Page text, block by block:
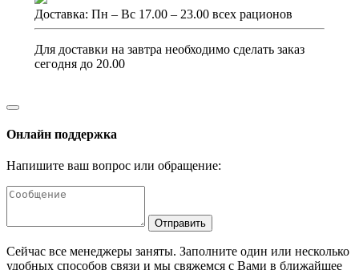
Доставка: Пн – Вс 17.00 – 23.00 всех рационов
Для доставки на завтра необходимо сделать заказ
сегодня до 20.00
Онлайн поддержка
Напишите ваш вопрос или обращение:
Отправить
Сейчас все менеджеры заняты. Заполните один или несколько
удобных способов связи и мы свяжемся с Вами в ближайшее